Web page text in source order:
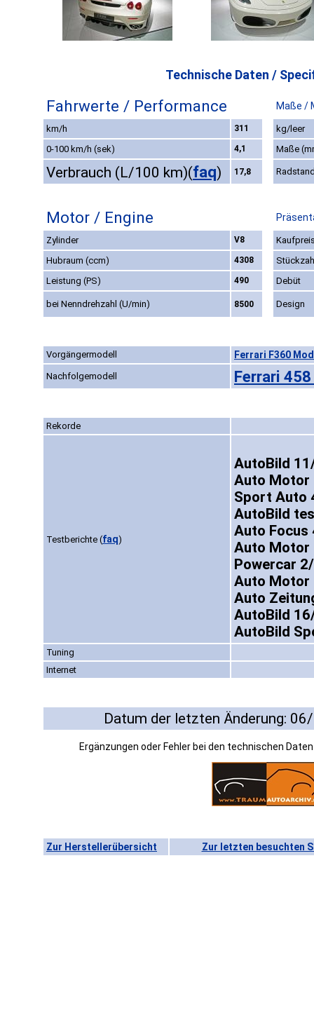
Technische Daten /
Fahrwerte / Performance Maße /
km/h 311
kg/leer
0-100 km/h (sek)
4,1 Maße
Verbrauch (L/100 km)(faq) 17,8
Motor / Engine
Zylinder V8
Hubraum (ccm)
4308
Leistung (PS)
490 Debüt
bei Nenndrehzahl (U/min) 8500 Design
Vorgängermodell Ferrari F360
Nachfolgemodell Ferrari
Rekorde
Testberichte (faq)
AutoBild
Auto Motor
Sport Auto
AutoBild
Auto Focus
Auto Motor
Powercar
Auto Motor
Auto
AutoBild
AutoBild
Tuning
Internet
Datum der letzten Änderung:
Ergänzungen oder Fehler bei den technischen
Zur Herstellerübersicht Zur letzten besuchten